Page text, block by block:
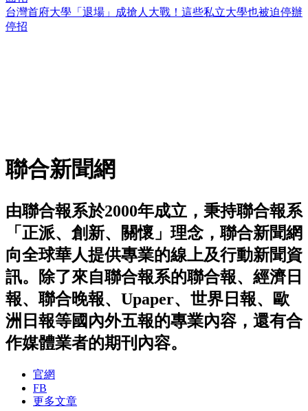
台灣首府大學「退場」成搶人大戰！這些私立大學也被迫停辦
停招
聯合新聞網
由聯合報系於2000年成立，秉持聯合報系
「正派、創新、關懷」理念，聯合新聞網
向全球華人提供專業的線上及行動新聞資
訊。除了來自聯合報系的聯合報、經濟日
報、聯合晚報、Upaper、世界日報、歐
洲日報等國內外五報的專業內容，還有合
作媒體業者的期刊內容。
官網
FB
更多文章